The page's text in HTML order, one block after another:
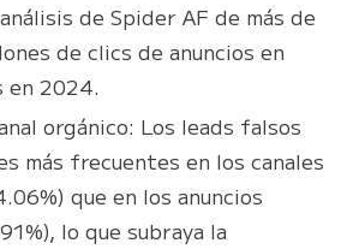
de Spider AF de más de
de clics de anuncios en
en 2024.
orgánico: Los leads falsos
más frecuentes en los canales
que en los anuncios
lo que subraya la